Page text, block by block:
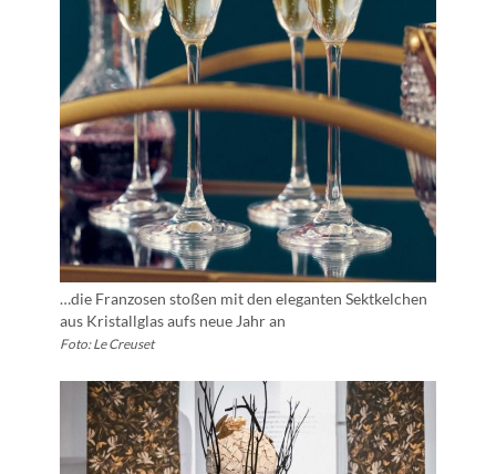
…die Franzosen stoßen mit den eleganten Sektkelchen
aus Kristallglas aufs neue Jahr an
Foto: Le Creuset